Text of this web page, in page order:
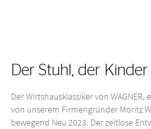
Der Stuhl, der
Der Wirtshausklassiker von WAGNER,
von unserem Firmengründer Moritz
bewegend Neu 2023. Der zeitlose